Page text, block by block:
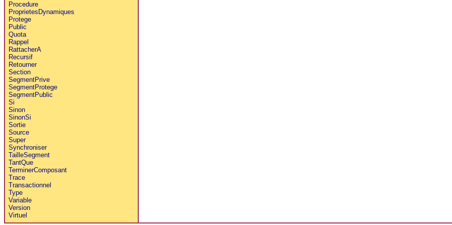
Procedure
ProprietesDynamiques
Protege
Public
Quota
Rappel
RattacherA
Recursif
Retourner
Section
SegmentPrive
SegmentProtege
SegmentPublic
Si
Sinon
SinonSi
Sortie
Source
Super
Synchroniser
TailleSegment
TantQue
TerminerComposant
Trace
Transactionnel
Type
Variable
Version
Virtuel